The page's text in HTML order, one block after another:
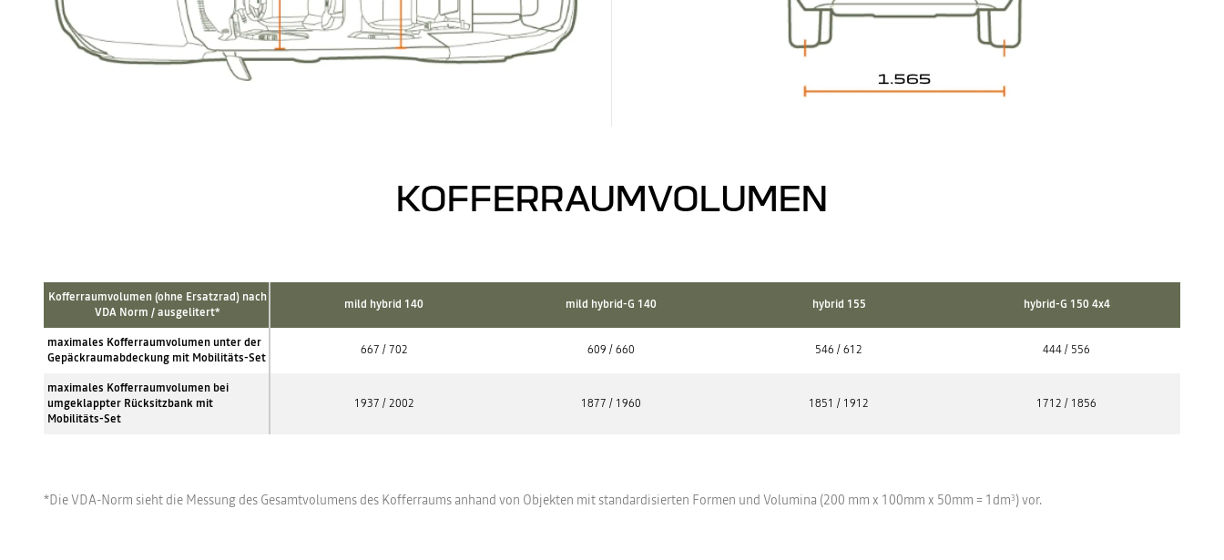
KOFFERRAUMVOLUMEN
Kofferraumvolumen (ohne Ersatzrad) nach
VDA Norm / ausgelitert*
mild hybrid 140 mild hybrid-G 140 hybrid 155 hybrid-G 150 4x4
maximales Kofferraumvolumen unter der
Gepäckraumabdeckung mit Mobilitäts-Set
667 / 702 609 / 660 546 / 612 444 / 556
maximales Kofferraumvolumen bei
umgeklappter Rücksitzbank mit
Mobilitäts-Set
1937 / 2002 1877 / 1960 1851 / 1912 1712 / 1856
*Die VDA-Norm sieht die Messung des Gesamtvolumens des Kofferraums anhand von Objekten mit standardisierten Formen und Volumina (200 mm x 100mm x 50mm = 1dm3) vor.